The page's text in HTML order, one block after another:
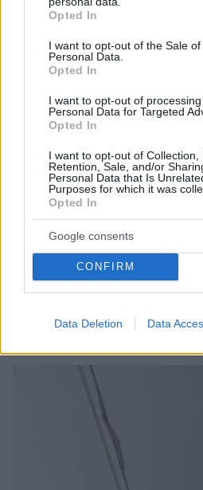
grant or deny consent to Google
use your data for below specified
consent section.
Opted In
I want to opt-out of the Sale of
Personal Data.
Opted In
I want to opt-out of
Personal Data for Targeted
Opted In
I want to opt-out of Collection,
Retention, Sale, and/or
Personal Data that Is
Purposes for which it was
Opted In
Google consents
CONFIRM
Data Deletion Data